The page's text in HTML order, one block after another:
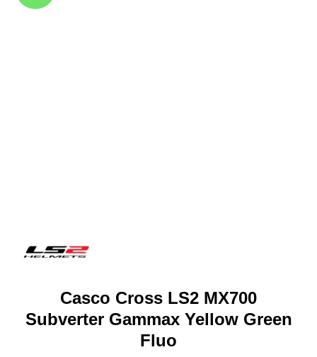
Casco Cross LS2 MX700
Subverter Gammax Yellow Green
Fluo